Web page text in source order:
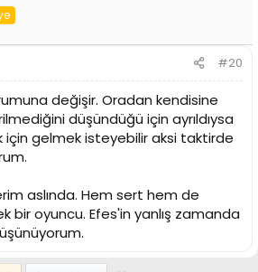
#20
değişir. Oradan kendisine
düşündüğü için ayrıldıysa
gelmek isteyebilir aksi taktirde
aslında. Hem sert hem de
bir oyuncu. Efes'in yanlış zamanda